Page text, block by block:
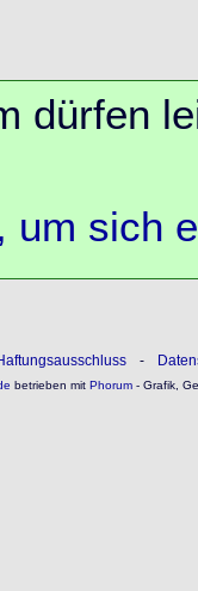
dürfen
um sich
-
betrieben mitPhorum- Grafik,